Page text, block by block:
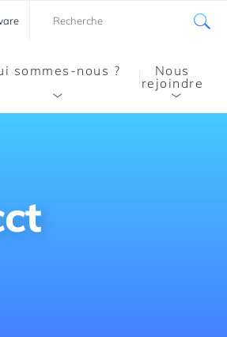
sommes-nous ?
Nous
rejoindre